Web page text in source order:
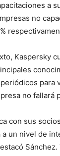
a
no
Kaspersky
para
no fallará
con sus
un nivel de